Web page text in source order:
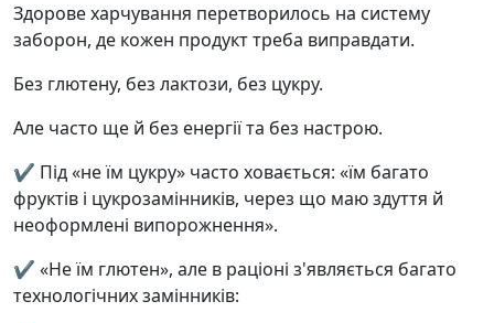
Здорове харчування перетворилось на систему
заборон, де кожен продукт треба виправдати.
Без глютену, без лактози, без цукру.
Але часто ще й без енергії та без настрою.
✔️ Під «не їм цукру» часто ховається: «їм багато
фруктів і цукрозамінників, через що маю здуття й
неоформлені випорожнення».
✔️ «Не їм глютен», але в раціоні з'являється багато
технологічних замінників: